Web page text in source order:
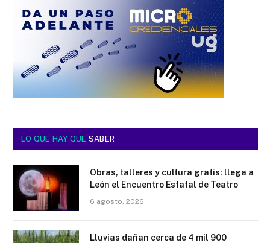
LO QUE HAY QUE SABER
Obras, talleres y cultura gratis: llega a
León el Encuentro Estatal de Teatro
6 agosto, 2026
Lluvias dañan cerca de 4 mil 900